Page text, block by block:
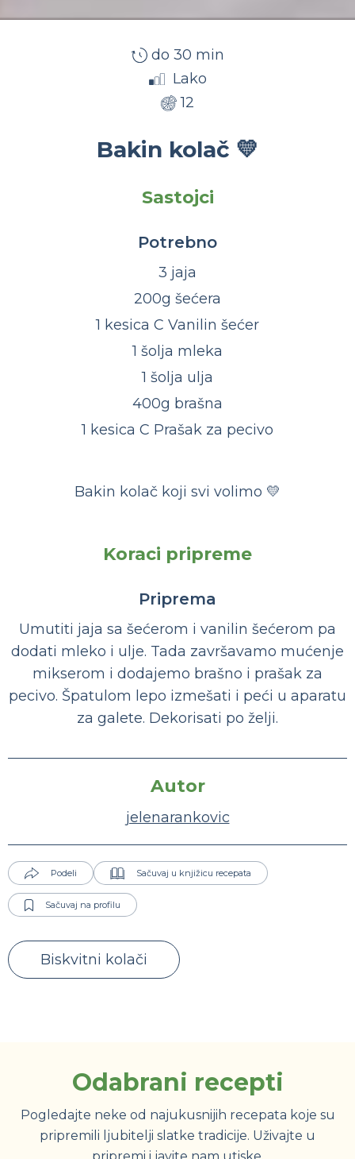
do 30 min
Lako
12
Bakin kolač 💛
Sastojci
Potrebno
3 jaja
200g šećera
1 kesica C Vanilin šećer
1 šolja mleka
1 šolja ulja
400g brašna
1 kesica C Prašak za pecivo
Bakin kolač koji svi volimo 💛
Koraci pripreme
Priprema
Umutiti jaja sa šećerom i vanilin šećerom pa
dodati mleko i ulje. Tada završavamo mućenje
mikserom i dodajemo brašno i prašak za
pecivo. Špatulom lepo izmešati i peći u aparatu
za galete. Dekorisati po želji.
Autor
jelenarankovic
Podeli Sačuvaj u knjižicu recepata
Sačuvaj na profilu
Biskvitni kolači
Odabrani recepti
Pogledajte neke od najukusnijih recepata koje su
pripremili ljubitelji slatke tradicije. Uživajte u